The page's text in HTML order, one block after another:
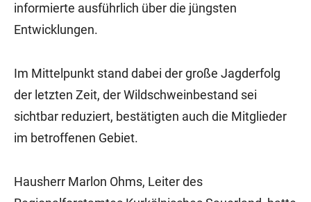
informierte ausführlich über die jüngsten
Entwicklungen.
Im Mittelpunkt stand dabei der große Jagderfolg
der letzten Zeit, der Wildschweinbestand sei
sichtbar reduziert, bestätigten auch die Mitglieder
im betroffenen Gebiet.
Hausherr Marlon Ohms, Leiter des